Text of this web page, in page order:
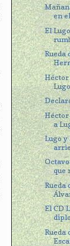
en
El
Rueda
a
Lugo
que
Rueda
El CD
Rueda